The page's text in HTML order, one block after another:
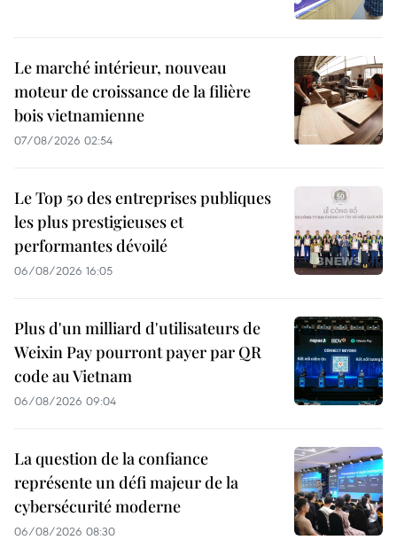
Le marché intérieur, nouveau
moteur de croissance de la filière
bois vietnamienne
07/08/2026 02:54
Le Top 50 des entreprises publiques
les plus prestigieuses et
performantes dévoilé
06/08/2026 16:05
Plus d'un milliard d'utilisateurs de
Weixin Pay pourront payer par QR
code au Vietnam
06/08/2026 09:04
La question de la confiance
représente un défi majeur de la
cybersécurité moderne
06/08/2026 08:30